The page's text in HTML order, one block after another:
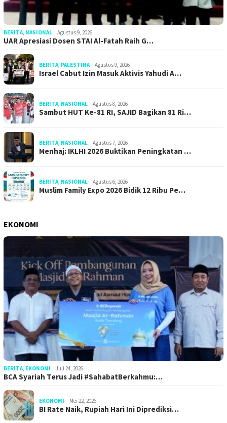
BERITA NASIONAL Agustus 9, 2026
UAR Apresiasi Dosen STAI Al-Fatah Raih G…
BERITA PALESTINA Agustus 9, 2026
Israel Cabut Izin Masuk Aktivis Yahudi A…
BERITA NASIONAL Agustus 8, 2026
Sambut HUT Ke-81 RI, SAJID Bagikan 81 Ri…
BERITA NASIONAL Agustus 7, 2026
Menhaj: IKLHI 2026 Buktikan Peningkatan …
BERITA NASIONAL Agustus 6, 2026
Muslim Family Expo 2026 Bidik 12 Ribu Pe…
EKONOMI
BERITA EKONOMI Juli 24, 2026
BCA Syariah Terus Jadi #SahabatBerkahmu:…
EKONOMI Mei 22, 2026
BI Rate Naik, Rupiah Hari Ini Diprediksi…